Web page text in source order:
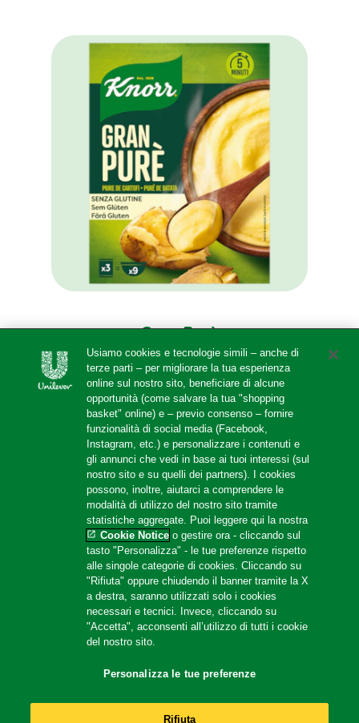
Cookie Notice
PRIVACY NOTICE
Usiamo cookies e tecnologie simili – anche di
terze parti – per migliorare la tua esperienza
online sul nostro sito, beneficiare di alcune
opportunità (come salvare la tua "shopping
basket" online) e – previo consenso – fornire
funzionalità di social media (Facebook,
Instagram, etc.) e personalizzare i contenuti e
gli annunci che vedi in base ai tuoi interessi (sul
nostro sito e su quelli dei partners). I cookies
possono, inoltre, aiutarci a comprendere le
modalità di utilizzo del nostro sito tramite
statistiche aggregate. Puoi leggere qui la nostra
Cookie Notice o gestire ora - cliccando sul
tasto "Personalizza" - le tue preferenze rispetto
alle singole categorie di cookies. Cliccando su
"Rifiuta" oppure chiudendo il banner tramite la X
a destra, saranno utilizzati solo i cookies
necessari e tecnici. Invece, cliccando su
"Accetta", acconsenti all’utilizzo di tutti i cookie
del nostro sito.
Personalizza le tue preferenze
Rifiuta